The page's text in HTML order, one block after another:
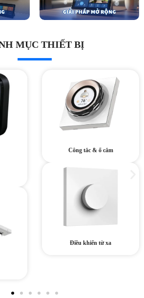
MỤC THIẾT BỊ
Công tắc & ổ cắm
Điều khiển từ xa